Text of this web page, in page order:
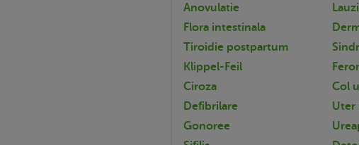
Anovulatie
Flora intestinala
Tiroidie postpartum
Klippel-Feil
Ciroza
Col
Defibrilare
Uter
Gonoree